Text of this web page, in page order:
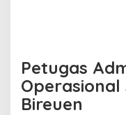
Petugas
Bireuen